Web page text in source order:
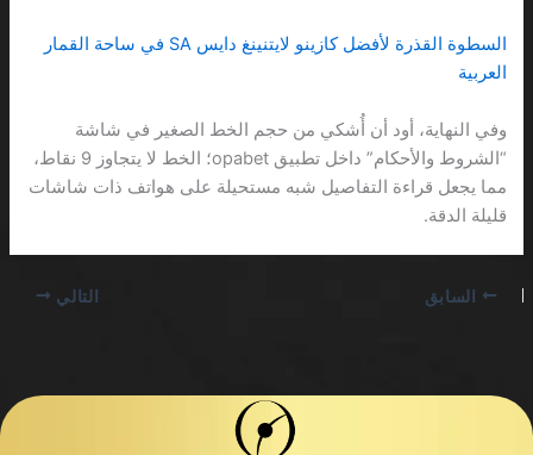
السطوة القذرة لأفضل كازينو لايتنينغ دايس SA في ساحة القمار
العربية
وفي النهاية، أود أن أُشكي من حجم الخط الصغير في شاشة
“الشروط والأحكام” داخل تطبيق opabet؛ الخط لا يتجاوز 9 نقاط،
مما يجعل قراءة التفاصيل شبه مستحيلة على هواتف ذات شاشات
قليلة الدقة.
السابق التالي